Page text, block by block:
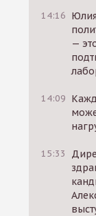
14:16
—
14:09
15:33